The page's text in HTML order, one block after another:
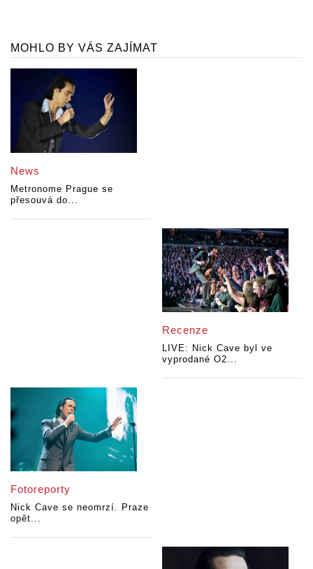
MOHLO BY VÁS ZAJÍMAT
News
Metronome Prague se
přesouvá do...
Recenze
LIVE: Nick Cave byl ve
vyprodané O2...
Fotoreporty
Nick Cave se neomrzí. Praze
opět...